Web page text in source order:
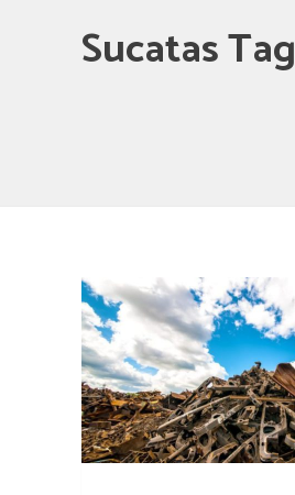
Sucatas Tag